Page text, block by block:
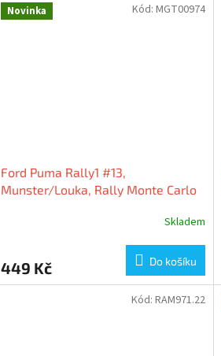
Novinka
Ford Puma Rally1 #13,
Munster/Louka, Rally Monte Carlo
Skladem
449 Kč Do košíku
Kód: MGT00974
Kód: RAM971.22